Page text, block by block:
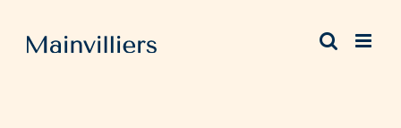
contenu